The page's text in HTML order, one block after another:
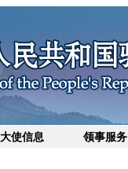
大使信息 领事服务